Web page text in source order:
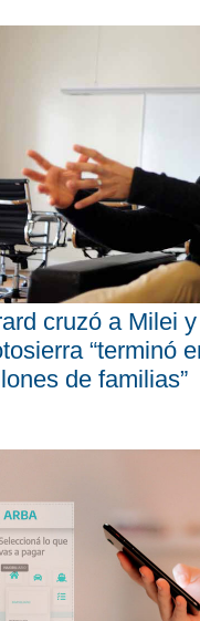
cruzó a Milei
“terminó
de familias”